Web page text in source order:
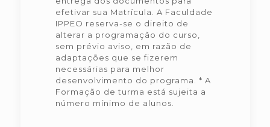
efetivar sua Matrícula. A Faculdade
IPPEO reserva-se o direito de
alterar a programação do curso,
sem prévio aviso, em razão de
adaptações que se fizerem
necessárias para melhor
desenvolvimento do programa. * A
Formação de turma está sujeita a
número mínimo de alunos.